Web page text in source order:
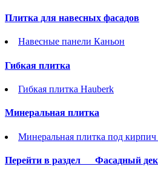
Плитка для навесных фасадов
Навесные панели Каньон
Гибкая плитка
Гибкая плитка Hauberk
Минеральная плитка
Минеральная плитка под кирпич
Перейти в раздел Фасадный